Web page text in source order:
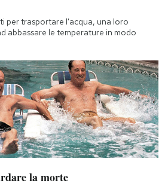
per trasportare l'acqua, una loro
abbassare le temperature in modo
la morte